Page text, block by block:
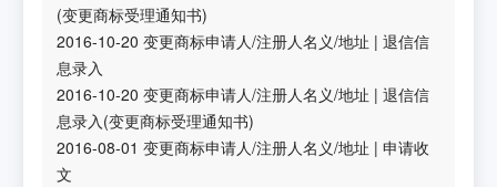
(变更商标受理通知书)
2016-10-20 变更商标申请人/注册人名义/地址 |退信信
息录入
2016-10-20 变更商标申请人/注册人名义/地址 |退信信
息录入(变更商标受理通知书)
2016-08-01 变更商标申请人/注册人名义/地址 |申请收
文